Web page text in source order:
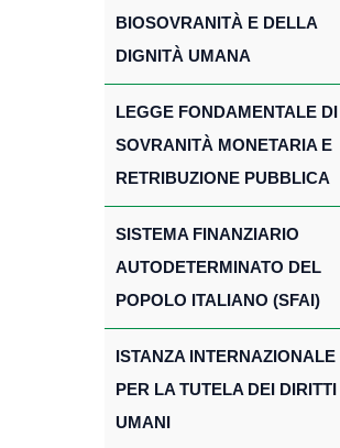
BIOSOVRANITÀ E DELLA
DIGNITÀ UMANA
LEGGE FONDAMENTALE DI
SOVRANITÀ MONETARIA E
RETRIBUZIONE PUBBLICA
SISTEMA FINANZIARIO
AUTODETERMINATO DEL
POPOLO ITALIANO (SFAI)
ISTANZA INTERNAZIONALE
PER LA TUTELA DEI DIRITTI
UMANI